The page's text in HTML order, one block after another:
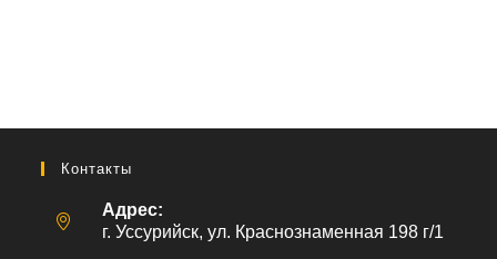
Контакты
Адрес:
г. Уссурийск, ул. Краснознаменная 198 г/1